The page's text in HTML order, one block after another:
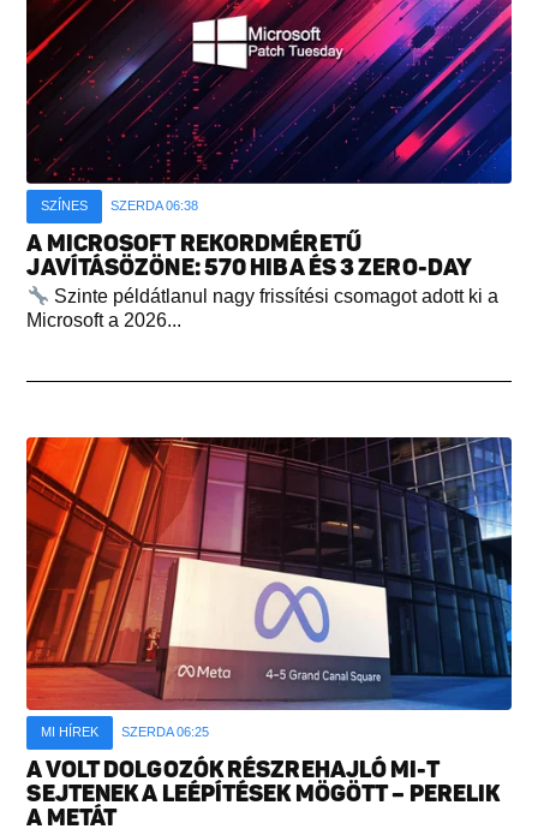
SZÍNES SZERDA 06:38
A MICROSOFT REKORDMÉRETŰ
JAVÍTÁSÖZÖNE: 570 HIBA ÉS 3 ZERO-DAY
Szinte példátlanul nagy frissítési csomagot adott ki a
Microsoft a 2026...
MI HÍREK SZERDA 06:25
A VOLT DOLGOZÓK RÉSZREHAJLÓ MI-T
SEJTENEK A LEÉPÍTÉSEK MÖGÖTT – PERELIK
A METÁT